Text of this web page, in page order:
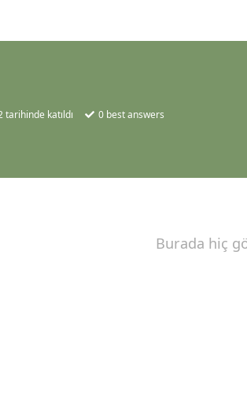
tarihinde katıldı 0 best answers
Burada hiç